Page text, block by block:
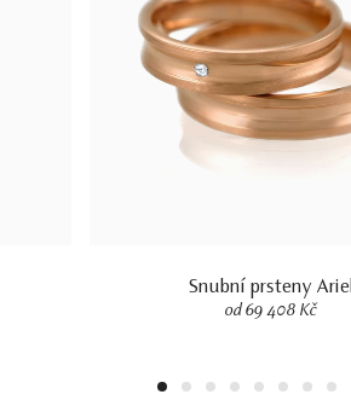
Snubní prsteny Ariel
od 69 408 Kč
1 2 3 4 5 6 7 8